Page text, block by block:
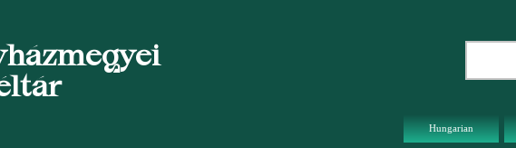
Hungarian